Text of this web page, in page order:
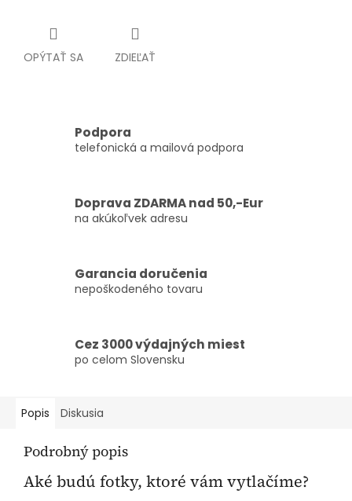
OPÝTAŤ SA ZDIEĽAŤ
Podpora
telefonická a mailová podpora
Doprava ZDARMA nad 50,-Eur
na akúkoľvek adresu
Garancia doručenia
nepoškodeného tovaru
Cez 3000 výdajných miest
po celom Slovensku
Popis Diskusia
Podrobný popis
Aké budú fotky, ktoré vám vytlačíme?